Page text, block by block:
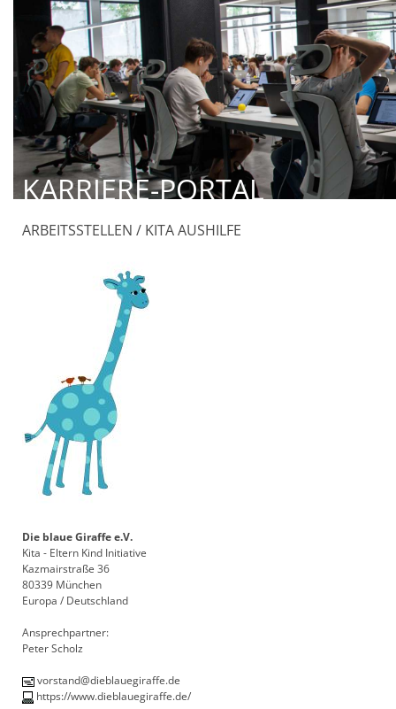
KARRIERE-PORTAL
ARBEITSSTELLEN / KITA AUSHILFE
Die blaue Giraffe e.V.
Kita - Eltern Kind Initiative
Kazmairstraße 36
80339 München
Europa / Deutschland
Ansprechpartner:
Peter Scholz
vorstand@dieblauegiraffe.de
https://www.dieblauegiraffe.de/